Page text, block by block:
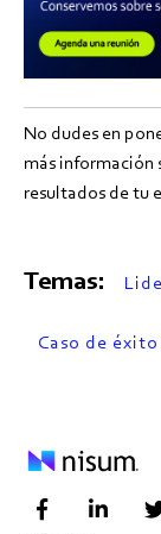
No dudes en
más información
resultados de tu
Temas:
Caso de